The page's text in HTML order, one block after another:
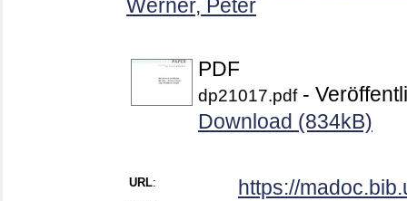
Werner, Peter
PDF
dp21017.pdf-
Download (834kB)
URL: https://